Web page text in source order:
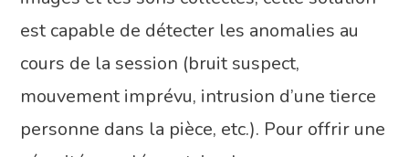
est capable de détecter les anomalies au
cours de la session (bruit suspect,
mouvement imprévu, intrusion d’une tierce
personne dans la pièce, etc.). Pour offrir une